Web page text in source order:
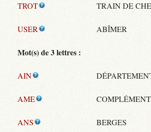
TROT TRAIN DE
USER ABÎMER
Mot(s) de 3 lettres :
AIN
AME
ANS BERGES